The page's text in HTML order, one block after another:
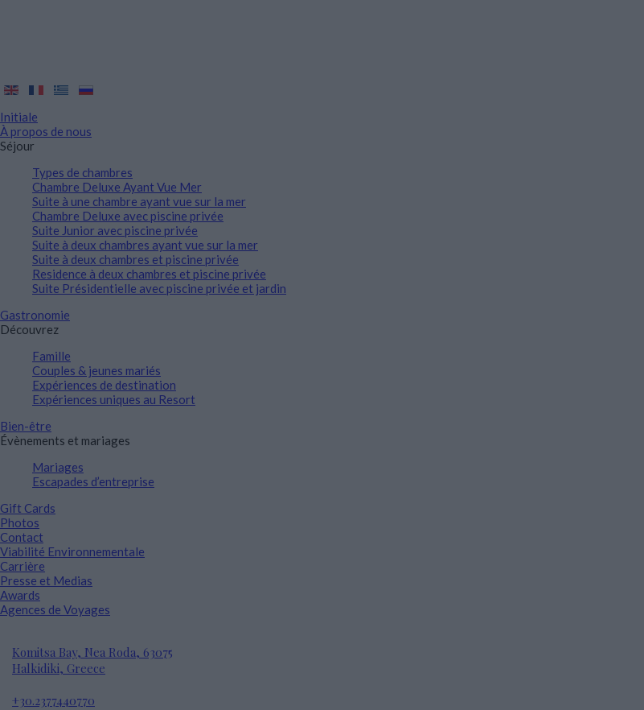
Initiale
À propos de nous
Séjour
Types de chambres
Chambre Deluxe Ayant Vue Mer
Suite à une chambre ayant vue sur la mer
Chambre Deluxe avec piscine privée
Suite Junior avec piscine privée
Suite à deux chambres ayant vue sur la mer
Suite à deux chambres et piscine privée
Residence à deux chambres et piscine privée
Suite Présidentielle avec piscine privée et jardin
Gastronomie
Découvrez
Famille
Couples & jeunes mariés
Expériences de destination
Expériences uniques au Resort
Bien-être
Évènements et mariages
Mariages
Escapades d’entreprise
Gift Cards
Photos
Contact
Viabilité Environnementale
Carrière
Presse et Medias
Awards
Agences de Voyages
Komitsa Bay, Nea Roda, 63075
Halkidiki, Greece
+30.2377440770